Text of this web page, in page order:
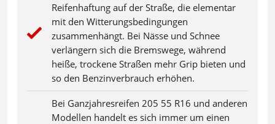
Reifenhaftung auf der Straße, die elementar
mit den Witterungsbedingungen
zusammenhängt. Bei Nässe und Schnee
verlängern sich die Bremswege, während
heiße, trockene Straßen mehr Grip bieten und
so den Benzinverbrauch erhöhen.
Bei Ganzjahresreifen 205 55 R16 und anderen
Modellen handelt es sich immer um einen